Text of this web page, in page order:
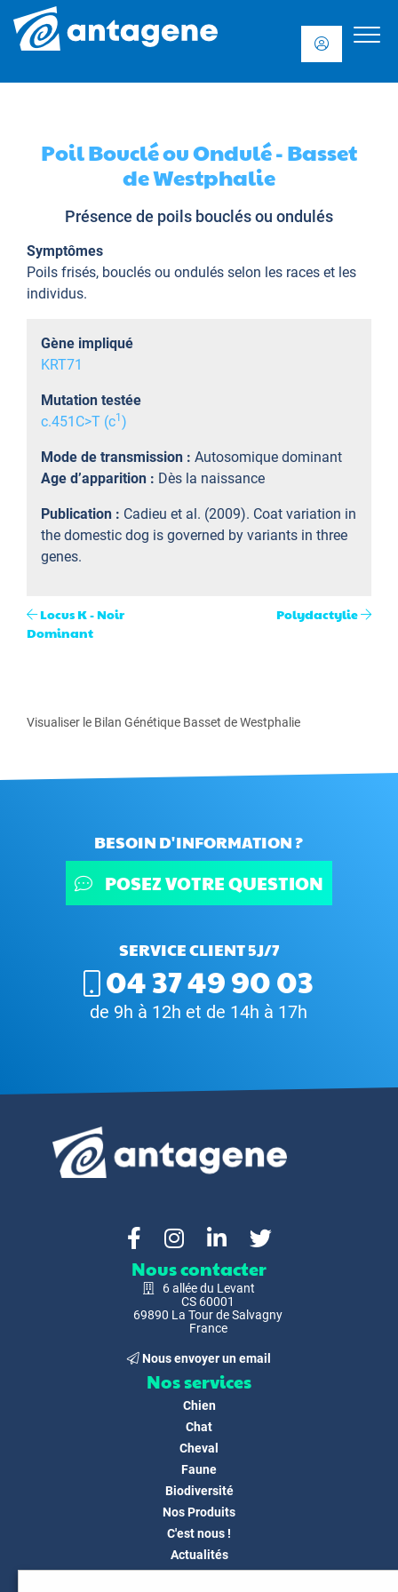
Poil Bouclé ou Ondulé - Basset
de Westphalie
Présence de poils bouclés ou ondulés
Symptômes
Poils frisés, bouclés ou ondulés selon les races et les
individus.
Gène impliqué
KRT71
Mutation testée
c.451C>T (c1 )
Mode de transmission : Autosomique dominant
Age d’apparition : Dès la naissance
Publication : Cadieu et al. (2009). Coat variation in
the domestic dog is governed by variants in three
genes.
Locus K - Noir
Dominant
Polydactylie
Visualiser le Bilan Génétique Basset de Westphalie
BESOIN D'INFORMATION ?
POSEZ VOTRE QUESTION
SERVICE CLIENT 5J/7
04 37 49 90 03
de 9h à 12h et de 14h à 17h
Nous contacter
6 allée du Levant
CS 60001
69890 La Tour de Salvagny
France
Nous envoyer un email
Nos services
Chien
Chat
Cheval
Faune
Biodiversité
Nos Produits
C'est nous !
Actualités